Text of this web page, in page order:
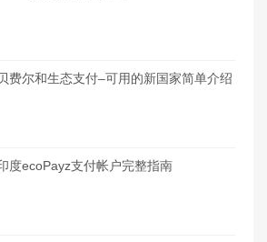
费尔和生态支付–可用的新国家简单介绍
度ecoPayz支付帐户完整指南